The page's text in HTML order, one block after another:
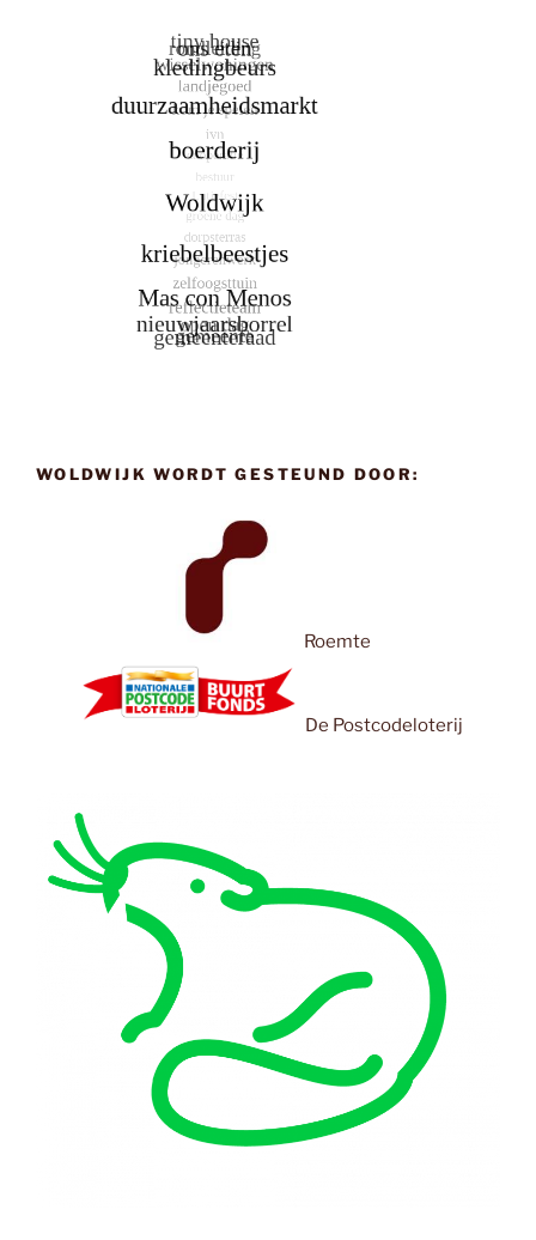
WOLDWIJK WORDT GESTEUND DOOR:
Roemte
De Postcodeloterij